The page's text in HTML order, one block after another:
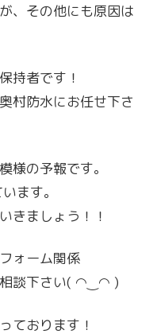
、その他にも原因は
持者です！
村防水にお任せ下さ
様の予報です。
ます。
きましょう！！
ォーム関係
相談下さい( ◠‿◠ )
ております！